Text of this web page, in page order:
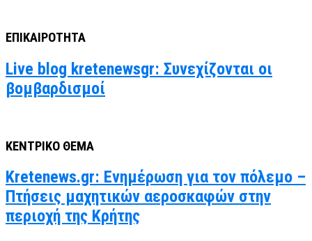
ΕΠΙΚΑΙΡΟΤΗΤΑ
Live blog kretenewsgr: Συνεχίζονται οι
βομβαρδισμοί
ΚΕΝΤΡΙΚΟ ΘΕΜΑ
Kretenews.gr: Ενημέρωση για τον πόλεμο –
Πτήσεις μαχητικών αεροσκαφών στην
περιοχή της Κρήτης